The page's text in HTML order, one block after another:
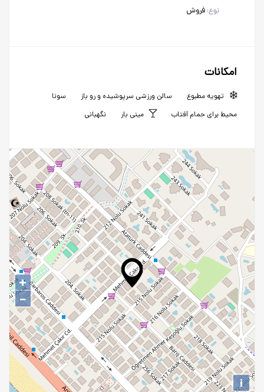
نوع: فروش
امکانات
تهویه مطبوع سالن ورزشی سرپوشیده و رو باز
سونا
محیط برای حمام آفتاب
مینی بار نگهبانی
+
−
i